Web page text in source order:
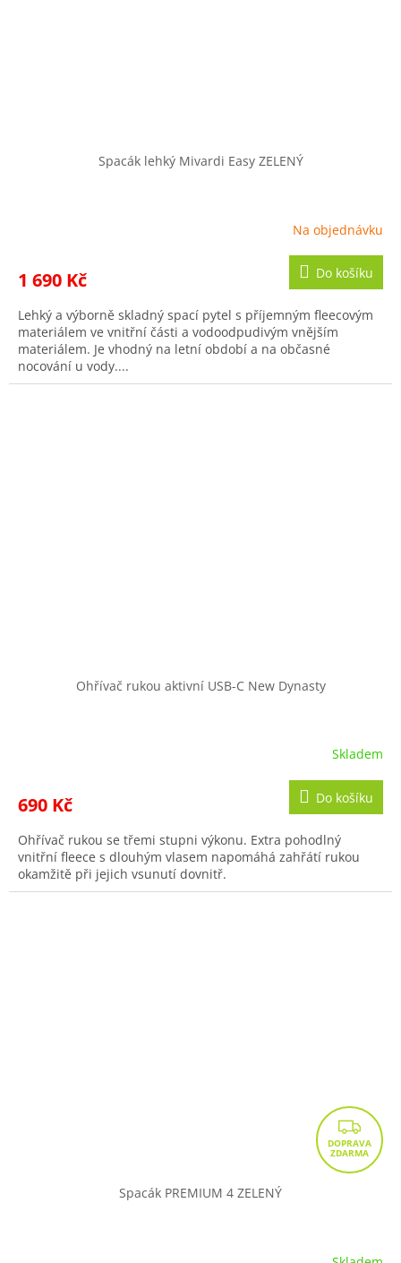
Spacák lehký Mivardi Easy ZELENÝ
Na objednávku
1 690 Kč Do košíku
Lehký a výborně skladný spací pytel s příjemným fleecovým
materiálem ve vnitřní části a vodoodpudivým vnějším
materiálem. Je vhodný na letní období a na občasné
nocování u vody....
Ohřívač rukou aktivní USB-C New Dynasty
Skladem
690 Kč Do košíku
Ohřívač rukou se třemi stupni výkonu. Extra pohodlný
vnitřní fleece s dlouhým vlasem napomáhá zahřátí rukou
okamžitě při jejich vsunutí dovnitř.
Z
D
A
Spacák PREMIUM 4 ZELENÝ